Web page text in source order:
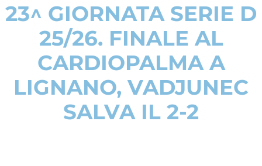
23^ GIORNATA SERIE D
25/26. FINALE AL
CARDIOPALMA A
LIGNANO, VADJUNEC
SALVA IL 2-2